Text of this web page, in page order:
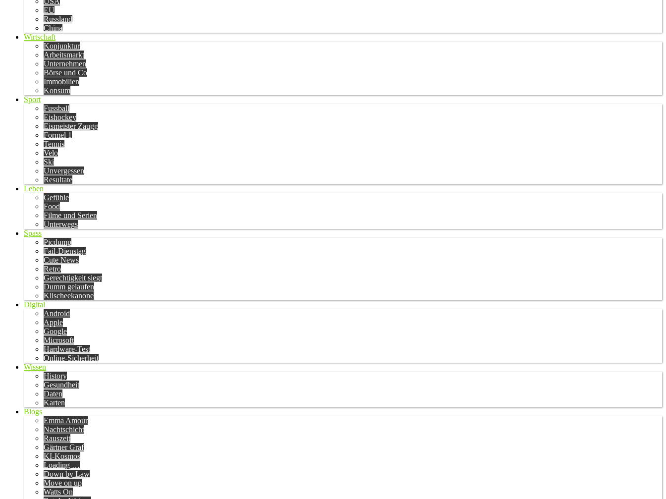
EU
Russland
China
Wirtschaft
Konjunktur
Arbeitsmarkt
Unternehmen
Börse und Co
Immobilien
Konsum
Sport
Fussball
Eishockey
Eismeister Zaugg
Formel 1
Tennis
Velo
Ski
Unvergessen
Resultate
Leben
Gefühle
Food
Filme und Serien
Unterwegs
Spass
Picdump
Fail-Dienstag
Cute News
Retro
Gerechtigkeit siegt
Dumm gelaufen
Klischeekanone
Digital
Android
Apple
Google
Microsoft
Hardware-Test
Online-Sicherheit
Wissen
History
Gesundheit
Daten
Karten
Blogs
Emma Amour
Nachtschicht
Rauszeit
Gärtner Graf
KI-Kosmos
Loading …
Down by Law
Move on up
Watts On